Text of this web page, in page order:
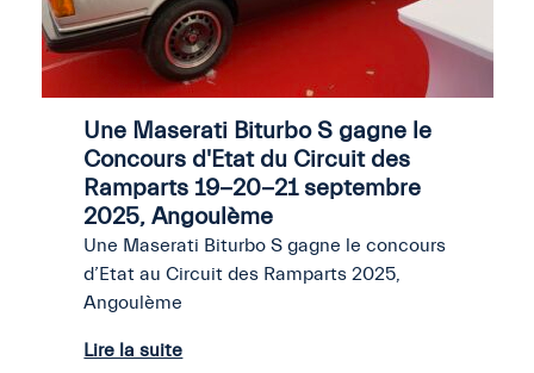
Une Maserati Biturbo S gagne le
Concours d'Etat du Circuit des
Ramparts 19-20-21 septembre
2025, Angoulème
Une Maserati Biturbo S gagne le concours
d’Etat au Circuit des Ramparts 2025,
Angoulème
Lire la suite